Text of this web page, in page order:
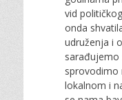
vid
onda
udruženja i
sprovodimo
lokalnom i